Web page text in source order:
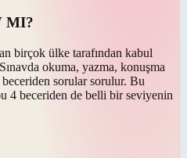
MI?
birçok ülke tarafından kabul
okuma, yazma, konuşma
sorular sorulur. Bu
4 beceriden de belli bir seviyenin